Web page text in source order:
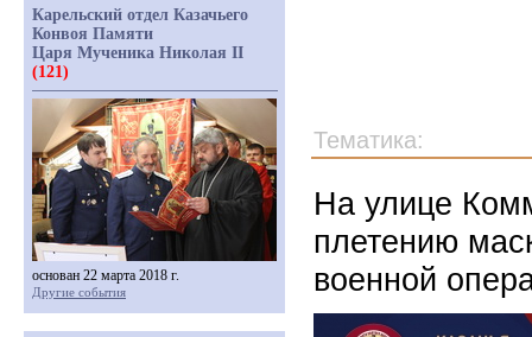
Тематика:
На улице
плетению
военной
Карельский отдел Казачьего
Конвоя Памяти
Царя Мученика Николая II
(121)
основан 22 марта 2018 г.
Другие события